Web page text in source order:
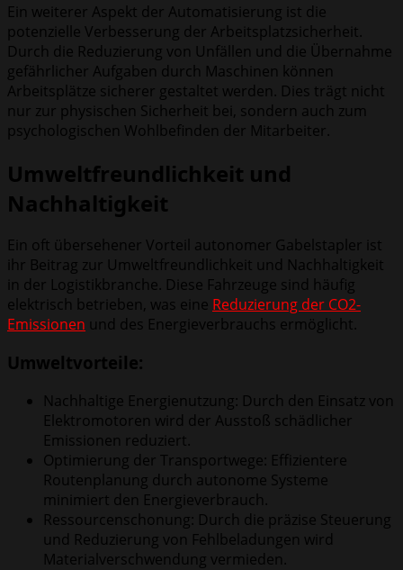
Ein weiterer Aspekt der Automatisierung ist die
potenzielle Verbesserung der Arbeitsplatzsicherheit.
Durch die Reduzierung von Unfällen und die Übernahme
gefährlicher Aufgaben durch Maschinen können
Arbeitsplätze sicherer gestaltet werden. Dies trägt nicht
nur zur physischen Sicherheit bei, sondern auch zum
psychologischen Wohlbefinden der Mitarbeiter.
Umweltfreundlichkeit und
Nachhaltigkeit
Ein oft übersehener Vorteil autonomer Gabelstapler ist
ihr Beitrag zur Umweltfreundlichkeit und Nachhaltigkeit
in der Logistikbranche. Diese Fahrzeuge sind häufig
elektrisch betrieben, was eine Reduzierung der CO2-
Emissionen und des Energieverbrauchs ermöglicht.
Umweltvorteile:
Nachhaltige Energienutzung: Durch den Einsatz von
Elektromotoren wird der Ausstoß schädlicher
Emissionen reduziert.
Optimierung der Transportwege: Effizientere
Routenplanung durch autonome Systeme
minimiert den Energieverbrauch.
Ressourcenschonung: Durch die präzise Steuerung
und Reduzierung von Fehlbeladungen wird
Materialverschwendung vermieden.